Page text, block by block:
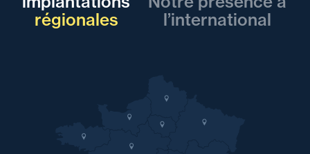
régionales
l’international